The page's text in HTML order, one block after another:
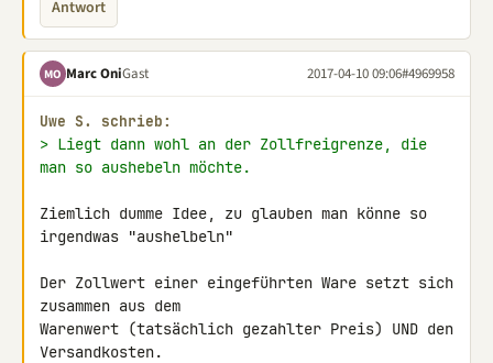
Antwort
MO Marc OniGast 2017-04-10 09:06#4969958
Uwe S. schrieb:
> Liegt dann wohl an der Zollfreigrenze, die
man so aushebeln möchte.
Ziemlich dumme Idee, zu glauben man könne so
irgendwas "aushelbeln"
Der Zollwert einer eingeführten Ware setzt sich
zusammen aus dem
Warenwert (tatsächlich gezahlter Preis) UND den
Versandkosten.